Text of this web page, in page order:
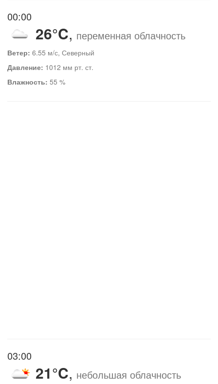
00:00
26°C, переменная облачность
Ветер: 6.55 м/с, Северный
Давление: 1012 мм рт. ст.
Влажность: 55 %
03:00
21°C, небольшая облачность